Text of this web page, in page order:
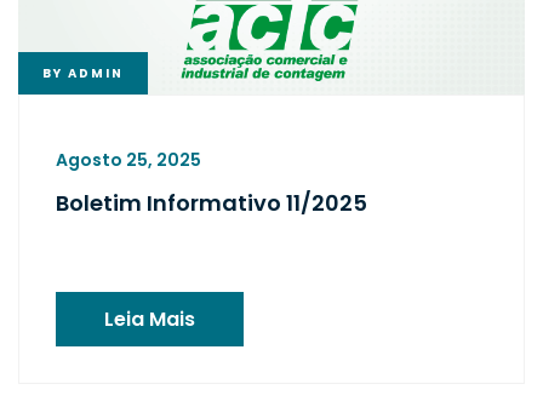
BY ADMIN
Agosto 25, 2025
Boletim Informativo 11/2025
Leia Mais